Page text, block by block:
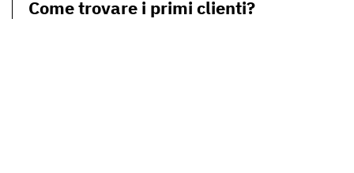
Come trovare i primi clienti?